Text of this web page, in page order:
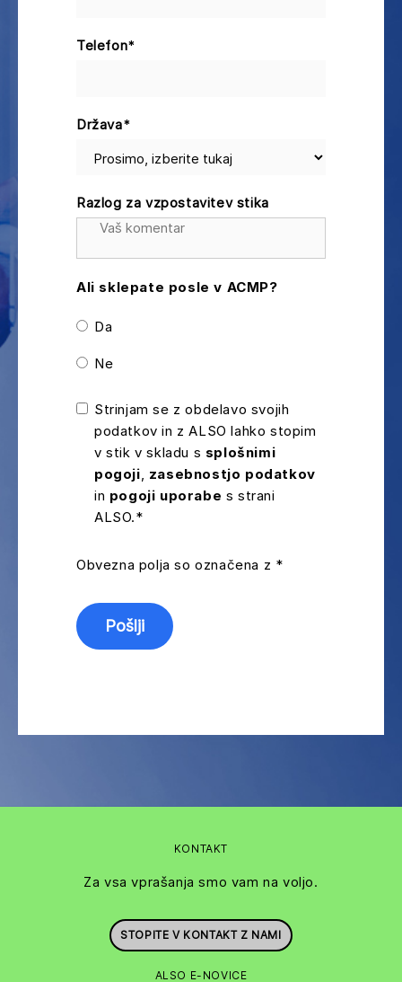
Telefon*
Država*
Razlog za vzpostavitev stika
Ali sklepate posle v ACMP?
Da
Ne
Strinjam se z obdelavo svojih
podatkov in z ALSO lahko stopim
v stik v skladu s splošnimi
pogoji, zasebnostjo podatkov
in pogoji uporabe s strani
ALSO.*
Obvezna polja so označena z *
KONTAKT
Za vsa vprašanja smo vam na voljo.
STOPITE V KONTAKT Z NAMI
ALSO E-NOVICE